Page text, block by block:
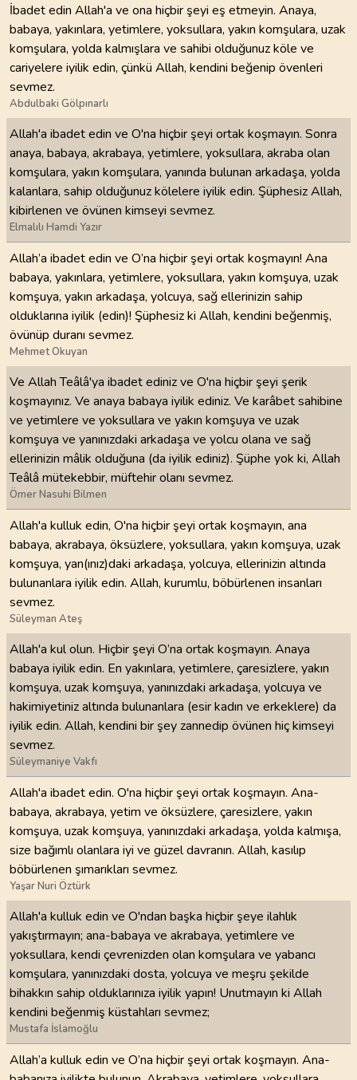
İbadet edin Allah'a ve ona hiçbir şeyi eş etmeyin. Anaya,
babaya, yakınlara, yetimlere, yoksullara, yakın komşulara, uzak
komşulara, yolda kalmışlara ve sahibi olduğunuz köle ve
cariyelere iyilik edin, çünkü Allah, kendini beğenip övenleri
sevmez.
Abdulbaki Gölpınarlı
Allah'a ibadet edin ve O'na hiçbir şeyi ortak koşmayın. Sonra
anaya, babaya, akrabaya, yetimlere, yoksullara, akraba olan
komşulara, yakın komşulara, yanında bulunan arkadaşa, yolda
kalanlara, sahip olduğunuz kölelere iyilik edin. Şüphesiz Allah,
kibirlenen ve övünen kimseyi sevmez.
Elmalılı Hamdi Yazır
Allah’a ibadet edin ve O’na hiçbir şeyi ortak koşmayın! Ana
babaya, yakınlara, yetimlere, yoksullara, yakın komşuya, uzak
komşuya, yakın arkadaşa, yolcuya, sağ ellerinizin sahip
olduklarına iyilik (edin)! Şüphesiz ki Allah, kendini beğenmiş,
övünüp duranı sevmez.
Mehmet Okuyan
Ve Allah Teâlâ'ya ibadet ediniz ve O'na hiçbir şeyi şerik
koşmayınız. Ve anaya babaya iyilik ediniz. Ve karâbet sahibine
ve yetimlere ve yoksullara ve yakın komşuya ve uzak
komşuya ve yanınızdaki arkadaşa ve yolcu olana ve sağ
ellerinizin mâlik olduğuna (da iyilik ediniz). Şüphe yok ki, Allah
Teâlâ mütekebbir, müftehir olanı sevmez.
Ömer Nasuhi Bilmen
Allah'a kulluk edin, O'na hiçbir şeyi ortak koşmayın, ana
babaya, akrabaya, öksüzlere, yoksullara, yakın komşuya, uzak
komşuya, yan(ınız)daki arkadaşa, yolcuya, ellerinizin altında
bulunanlara iyilik edin. Allah, kurumlu, böbürlenen insanları
sevmez.
Süleyman Ateş
Allah'a kul olun. Hiçbir şeyi O’na ortak koşmayın. Anaya
babaya iyilik edin. En yakınlara, yetimlere, çaresizlere, yakın
komşuya, uzak komşuya, yanınızdaki arkadaşa, yolcuya ve
hakimiyetiniz altında bulunanlara (esir kadın ve erkeklere) da
iyilik edin. Allah, kendini bir şey zannedip övünen hiç kimseyi
sevmez.
Süleymaniye Vakfı
Allah'a ibadet edin. O'na hiçbir şeyi ortak koşmayın. Ana-
babaya, akrabaya, yetim ve öksüzlere, çaresizlere, yakın
komşuya, uzak komşuya, yanınızdaki arkadaşa, yolda kalmışa,
size bağımlı olanlara iyi ve güzel davranın. Allah, kasılıp
böbürlenen şımarıkları sevmez.
Yaşar Nuri Öztürk
Allah'a kulluk edin ve O'ndan başka hiçbir şeye ilahlık
yakıştırmayın; ana-babaya ve akrabaya, yetimlere ve
yoksullara, kendi çevrenizden olan komşulara ve yabancı
komşulara, yanınızdaki dosta, yolcuya ve meşru şekilde
bihakkın sahip olduklarınıza iyilik yapın! Unutmayın ki Allah
kendini beğenmiş küstahları sevmez;
Mustafa İslamoğlu
Allah’a kulluk edin ve O’na hiçbir şeyi ortak koşmayın. Ana-